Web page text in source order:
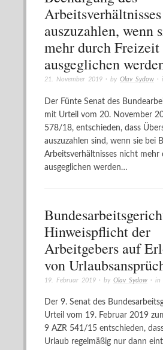
Arbeitsverhältnisses
auszuzahlen, wenn
mehr durch Freizeit
ausgeglichen
21. November 2019 · by Olav Sydow ·
Der Fünte Senat des
mit Urteil vom 20. November
578/18, entschieden, dass
auszuzahlen sind, wenn sie bei
Arbeitsverhältnisses nicht mehr
ausgeglichen werden…
Hinweispflicht der
Arbeitgebers auf
von
19. Februar 2019 · by Olav Sydow · in
Der 9. Senat des
Urteil vom 19. Februar 2019
9 AZR 541/15 entschieden,
Urlaub regelmäßig nur dann